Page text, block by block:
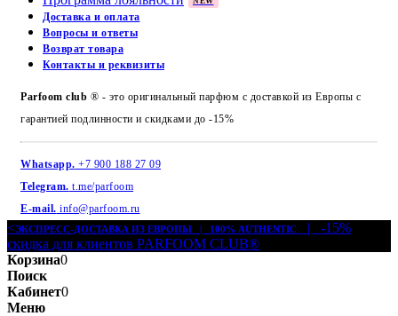
Доставка и оплата
Вопросы и ответы
Возврат товара
Контакты и реквизиты
Parfoom club ® - это оригинальный парфюм с доставкой из Европы с
гарантией подлинности и скидками до -15%
Whatsapp. +7 900 188 27 09
Telegram. t.me/parfoom
E-mail. info@parfoom.ru
<ЭКСПРЕСС-ДОСТАВКА ИЗ ЕВРОПЫ | 100% AUTHENTIC
| -15%
скидка для клиентов PARFOOM CLUB®
Корзина0
Поиск
Кабинет0
Меню